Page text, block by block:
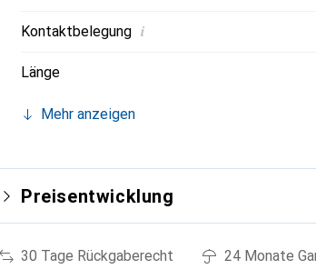
Kontaktbelegung i
Länge
Mehr anzeigen
Preisentwicklung
30 Tage Rückgaberecht
24 Monate